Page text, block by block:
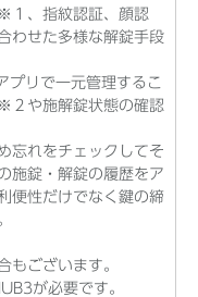
１、指紋認証、顔認
わせた多様な解錠手段
プリで一元管理するこ
２や施解錠状態の確認
忘れをチェックしてそ
施錠・解錠の履歴をア
便性だけでなく鍵の締
ございます。
が必要です。